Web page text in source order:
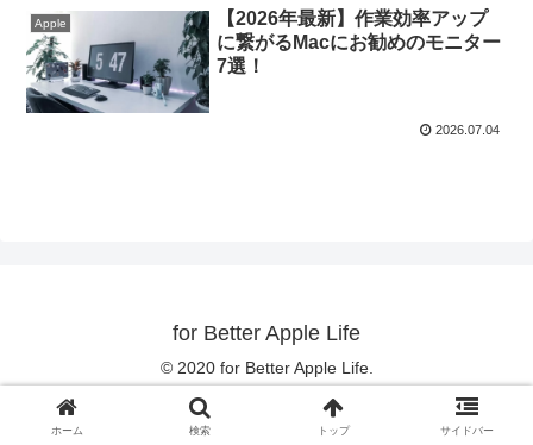
Apple
【2026年最新】作業効率アップ
に繋がるMacにお勧めのモニター
7選！
2026.07.04
for Better Apple Life
© 2020 for Better Apple Life.
ホーム 検索 トップ サイドバー